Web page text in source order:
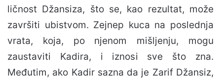
ličnost Džansiza, što se, kao rezultat, može
završiti ubistvom. Zejnep kuca na poslednja
vrata, koja, po njenom mišljenju, mogu
zaustaviti Kadira, i iznosi sve što zna.
Međutim, ako Kadir sazna da je Zarif Džansiz,